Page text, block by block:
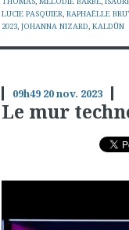
LUCIE PASQUIER, RAPHAËLLE
2023, JOHANNA NIZARD, KALDÛN
09h49 20nov. 2023
Le mur